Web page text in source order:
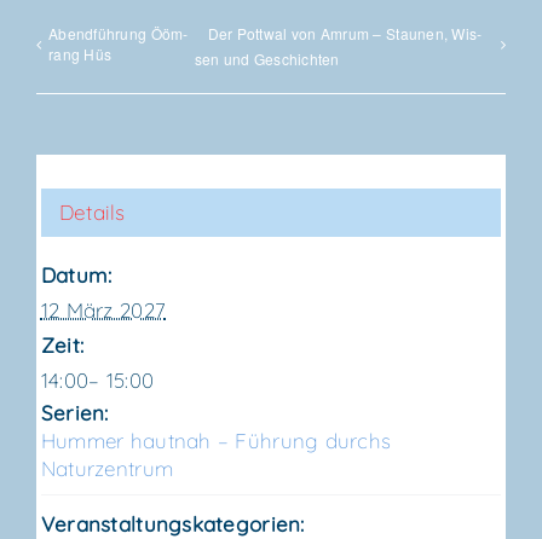
Abend­füh­rung Ööm­
rang Hüs
Der Pott­wal von Amrum – Stau­nen, Wis­
sen und Geschichten
Details
Datum:
12 März 2027
Zeit:
14:00– 15:00
Serien:
Hum­mer haut­nah – Füh­rung durchs
Naturzentrum
Veranstaltungskategorien: